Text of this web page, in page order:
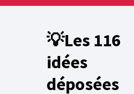
💡Les 116
idées
déposées